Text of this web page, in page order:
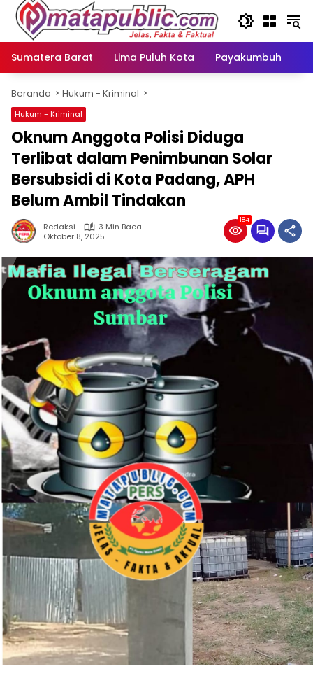
Langsung
konten
Sumatera Barat
Lima Puluh Kota Payakumbuh
Beranda Hukum - Kriminal
Hukum - Kriminal
Oknum Anggota Polisi Diduga
Terlibat dalam Penimbunan Solar
Bersubsidi di Kota Padang, APH
Belum Ambil Tindakan
Redaksi
3 Min Baca
Oktober 8, 2025
184